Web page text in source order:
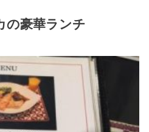
の豪華ランチ